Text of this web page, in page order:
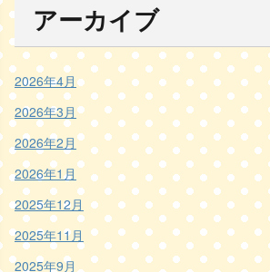
アーカイブ
2026年4月
2026年3月
2026年2月
2026年1月
2025年12月
2025年11月
2025年9月